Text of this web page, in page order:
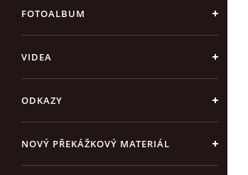
FOTOALBUM
VIDEA
ODKAZY
NOVÝ PŘEKÁŽKOVÝ MATERIÁL